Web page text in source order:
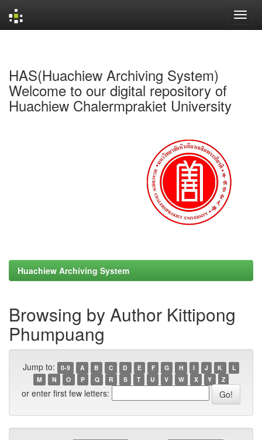
HAS(Huachiew Archiving System)
Welcome to our digital repository of
Huachiew Chalermprakiet University
Huachiew Archiving System
Browsing by Author Kittipong
Phumpuang
Jump to: 0-9 A B C D E F G H I J K
L
M
N O P Q R S T U V W X Y Z
or enter first few letters: